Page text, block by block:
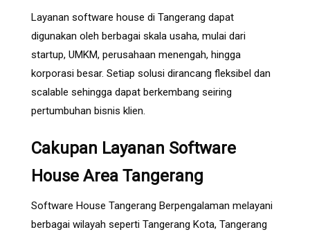
Layanan software house di Tangerang dapat
digunakan oleh berbagai skala usaha, mulai dari
startup, UMKM, perusahaan menengah, hingga
korporasi besar. Setiap solusi dirancang fleksibel dan
scalable sehingga dapat berkembang seiring
pertumbuhan bisnis klien.
Cakupan Layanan Software
House Area Tangerang
Software House Tangerang Berpengalaman melayani
berbagai wilayah seperti Tangerang Kota, Tangerang